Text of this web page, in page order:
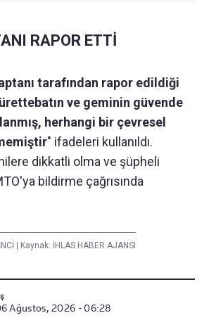
RAPOR ETTİ
tarafından rapor edildiği
ve geminin güvende
herhangi bir çevresel
" ifadeleri kullanıldı.
dikkatli olma ve şüpheli
bildirme çağrısında
Kaynak: İHLAS HABER AJANSI
Ağustos, 2026 - 06:28